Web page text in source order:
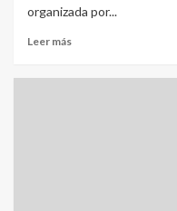
organizada por...
Leer más